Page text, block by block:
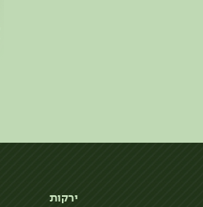
ירקות